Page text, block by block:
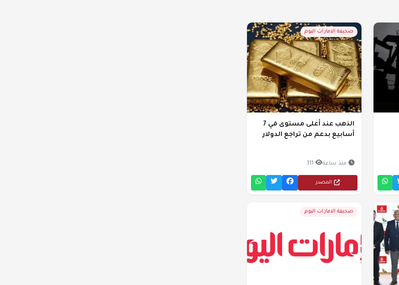
صحيفة الامارات اليوم
الذهب عند أعلى مستوى في 7
أسابيع بدعم من تراجع الدولار
منذ ساعة 311
المصدر
صحيفة الامارات اليوم